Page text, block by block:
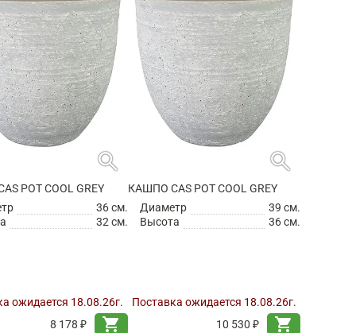
search
POT COOL GREY
36 см.
32 см.
ожидается 18.08.26г.
8 178 ₽
shopping_cart
search
КАШПО CAS POT COOL GREY
Диаметр
39 см.
Высота
36 см.
Поставка ожидается 18.08.26г.
10 530 ₽
shopping_cart